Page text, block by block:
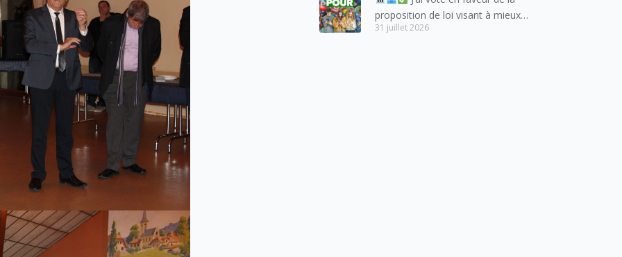
proposition de loi visant à mieux
protéger les mineurs des risques
31 juillet 2026